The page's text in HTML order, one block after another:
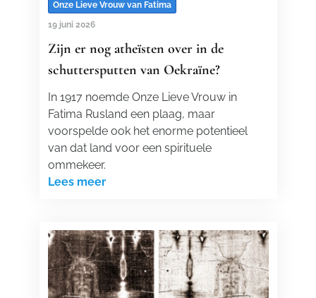
Onze Lieve Vrouw van Fatima
19 juni 2026
Zijn er nog atheïsten over in de
schuttersputten van Oekraïne?
In 1917 noemde Onze Lieve Vrouw in
Fatima Rusland een plaag, maar
voorspelde ook het enorme potentieel
van dat land voor een spirituele
ommekeer.
Lees meer